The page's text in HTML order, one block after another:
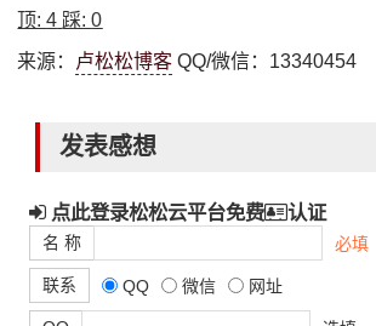
顶:4 踩:0
来源： 卢松松博客 QQ/微信：13340454
发表感想
点此登录松松云平台免费 认证
名 称 必填
联系 QQ 微信 网址